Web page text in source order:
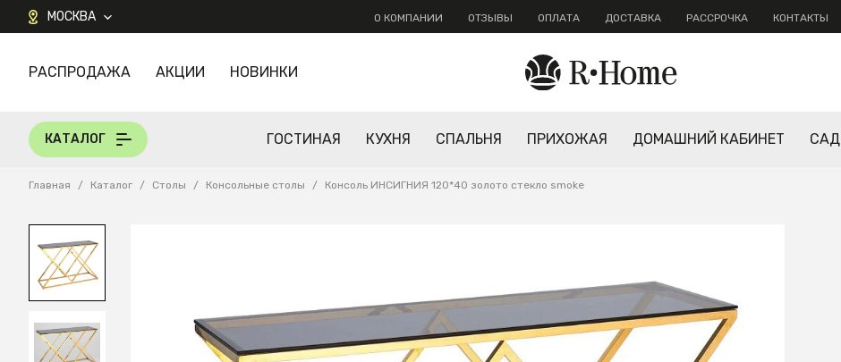
МОСКВА О КОМПАНИИ ОТЗЫВЫ ОПЛАТА ДОСТАВКА РАССРОЧКА КОНТАКТЫ
КАТАЛОГ
РАСПРОДАЖА АКЦИИ НОВИНКИ
КАТАЛОГ ГОСТИНАЯ КУХНЯ СПАЛЬНЯ ПРИХОЖАЯ ДОМАШНИЙ КАБИНЕТ САД
Главная / Каталог / Столы / Консольные столы / Консоль ИНСИГНИЯ 120*40 золото стекло smoke